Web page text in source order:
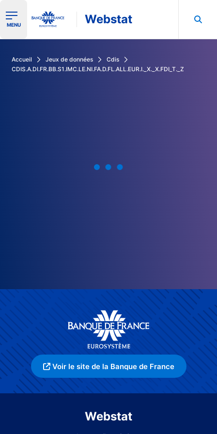
Ouvrir le menu de navigation
MENU Webstat
Accueil Jeux de données
Cdis
CDIS.A.DI.FR.BB.S1.IMC.LE.NI.FA.D.FL.ALL.EUR.I._X._X.FDI_T._Z
Voir le site de la Banque de France
Webstat